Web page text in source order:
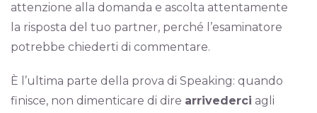
attenzione alla domanda e ascolta attentamente
la risposta del tuo partner, perché l’esaminatore
potrebbe chiederti di commentare.
È l’ultima parte della prova di Speaking: quando
finisce, non dimenticare di dire arrivederci agli